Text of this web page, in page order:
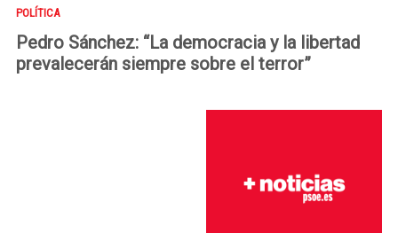
POLÍTICA
Pedro Sánchez: “La democracia y la libertad
prevalecerán siempre sobre el terror”